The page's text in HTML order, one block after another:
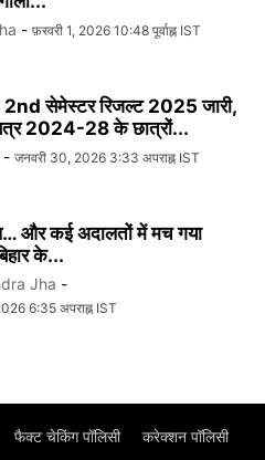
- फ़रवरी 1, 2026 10:48 पूर्वाह्न IST
सेमेस्टर रिजल्ट 2025 जारी,
2024-28 के छात्रों...
- जनवरी 30, 2026 3:33 अपराह्न IST
और कई अदालतों में मच गया
के...
Jha -
6:35 अपराह्न IST
फैक्ट चेकिंग पॉलिसी करेक्शन पॉलिसी